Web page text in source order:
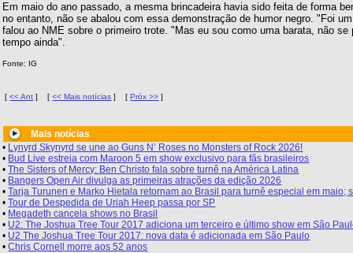
Em maio do ano passado, a mesma brincadeira havia sido feita de forma
no entanto, não se abalou com essa demonstração de humor negro. "Foi
falou ao NME sobre o primeiro trote. "Mas eu sou como uma barata, não
tempo ainda".
Fonte: IG
[<< Ant ] [<< Mais notícias ] [Próx >> ]
Mais notícias
• Lynyrd Skynyrd se une ao Guns N’ Roses no Monsters of Rock 2026!
• Bud Live estreia com Maroon 5 em show exclusivo para fãs brasileiros
•The Sisters of Mercy: Ben Christo fala sobre turnê na América Latina
• Bangers Open Air divulga as primeiras atrações da edição 2026
•Tarja Turunen e Marko Hietala retornam ao Brasil para turnê especial em maio;
•Tour de Despedida de Uriah Heep passa por SP
• Megadeth cancela shows no Brasil
• U2: The Joshua Tree Tour 2017 adiciona um terceiro e último show em São
• U2 The Joshua Tree Tour 2017: nova data é adicionada em São Paulo
•Chris Cornell morre aos 52 anos